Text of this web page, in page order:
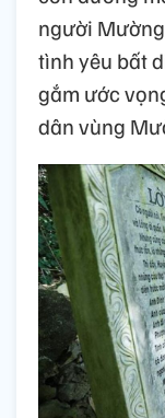
người
tình yêu bất
gắm ước
dân vùng